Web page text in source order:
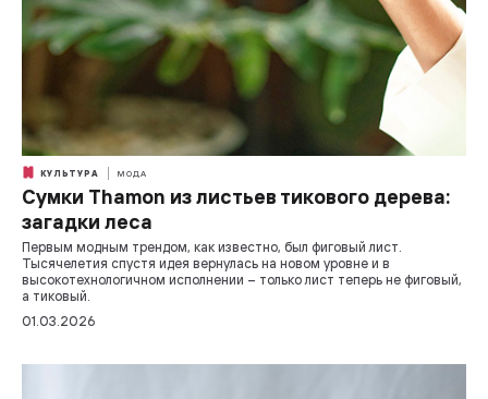
КУЛЬТУРА МОДА
Сумки Thamon из листьев тикового дерева:
загадки леса
Первым модным трендом, как известно, был фиговый лист.
Тысячелетия спустя идея вернулась на новом уровне и в
высокотехнологичном исполнении – только лист теперь не фиговый,
а тиковый.
01.03.2026